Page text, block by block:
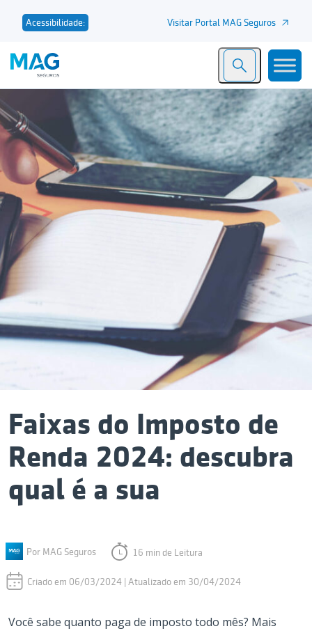
Acessibilidade: Visitar Portal MAG Seguros
Faixas do Imposto de
Renda 2024: descubra
qual é a sua
Por MAG Seguros 16 min de Leitura
Criado em 06/03/2024 | Atualizado em 30/04/2024
Você sabe quanto paga de imposto todo mês? Mais